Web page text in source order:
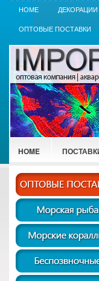
HOME
ОПТОВЫЕ ПОСТАВКИ
HOME